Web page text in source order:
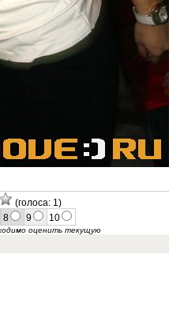
(голоса: 1)
8 9 10
оценить текущую